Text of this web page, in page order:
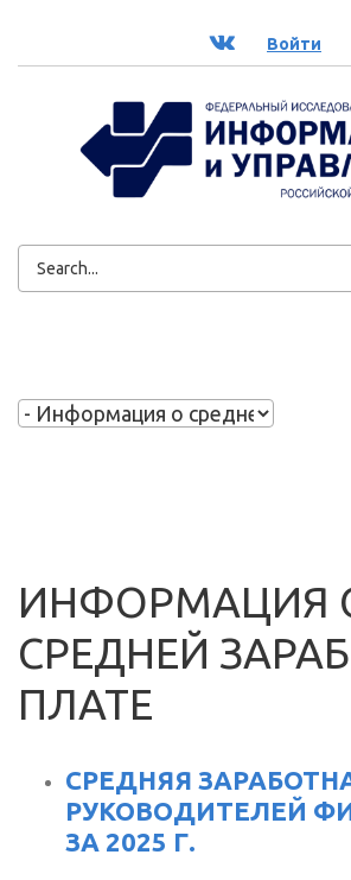
ВК Войти
ФОРМА
ИНФОРМАЦИЯ
СРЕДНЕЙ
ПЛАТЕ
СРЕДНЯЯ
РУКОВОДИТЕЛЕЙ
ЗА 2025 Г.